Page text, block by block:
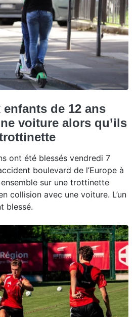
de 12 ans
voiture alors qu’ils
ont été blessés vendredi 7
boulevard de l’Europe à
sur une trottinette
collision avec une voiture. L’un
blessé.